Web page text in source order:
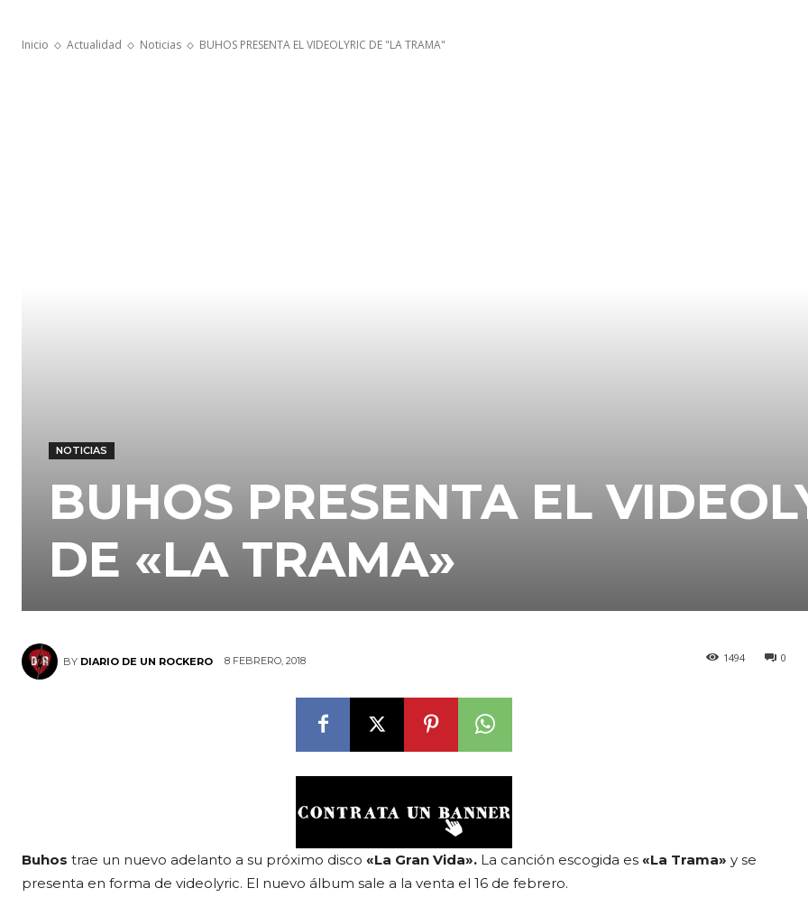
Inicio Actualidad Noticias BUHOS PRESENTA EL VIDEOLYRIC DE "LA TRAMA"
NOTICIAS
BUHOS PRESENTA EL
DE «LA TRAMA»
BY DIARIO DE UN ROCKERO 8 FEBRERO, 2018 0
1494
Buhos trae un nuevo adelanto a su próximo disco «La Gran Vida». La canción escogida es «La Trama» y se
presenta en forma de videolyric. El nuevo álbum sale a la venta el 16 de febrero.